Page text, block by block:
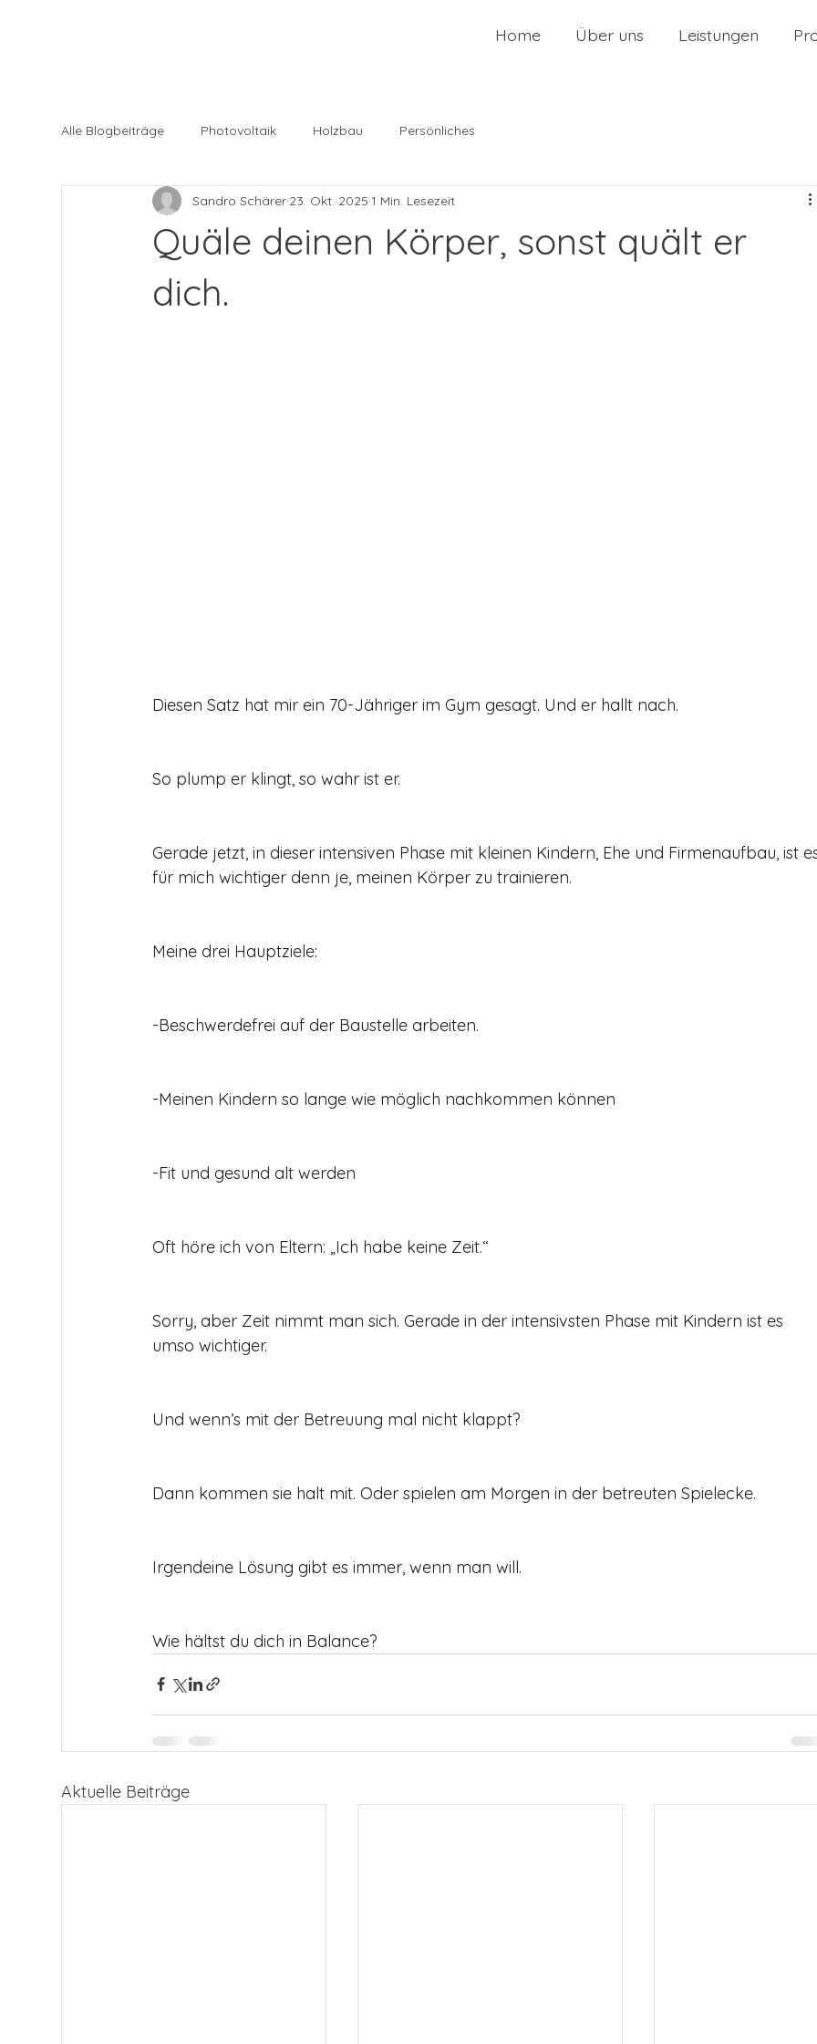
Home Über uns Leistungen
Alle Blogbeiträge Photovoltaik Holzbau Persönliches
Quäle deinen Körper, sonst quält er
dich.
Sandro Schärer 23. Okt. 2025 1 Min. Lesezeit
Diesen Satz hat mir ein 70-Jähriger im Gym gesagt. Und er hallt nach.
So plump er klingt, so wahr ist er.
Gerade jetzt, in dieser intensiven Phase mit kleinen Kindern, Ehe und Firmenaufbau, ist
für mich wichtiger denn je, meinen Körper zu trainieren.
Meine drei Hauptziele:
-Beschwerdefrei auf der Baustelle arbeiten.
-Meinen Kindern so lange wie möglich nachkommen können
-Fit und gesund alt werden
Oft höre ich von Eltern: „Ich habe keine Zeit.“
Sorry, aber Zeit nimmt man sich. Gerade in der intensivsten Phase mit Kindern ist es
umso wichtiger.
Und wenn’s mit der Betreuung mal nicht klappt?
Dann kommen sie halt mit. Oder spielen am Morgen in der betreuten Spielecke.
Irgendeine Lösung gibt es immer, wenn man will.
Wie hältst du dich in Balance?
Aktuelle Beiträge